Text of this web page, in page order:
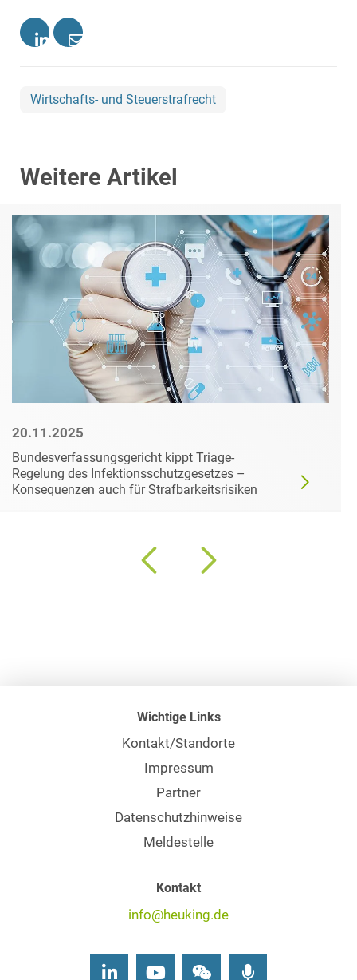
Wirtschafts- und Steuerstrafrecht
Weitere Artikel
20.11.2025
Bundesverfassungsgericht kippt Triage-
Regelung des Infektionsschutzgesetzes –
Konsequenzen auch für Strafbarkeitsrisiken
Wichtige Links
Kontakt/Standorte
Impressum
Partner
Datenschutzhinweise
Meldestelle
Kontakt
info@heuking.de